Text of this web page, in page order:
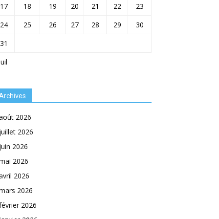
17 18 19 20 21 22
23
24
25 26 27 28 29
30
31
2026
2026
2026
2026
2026
2026
2026